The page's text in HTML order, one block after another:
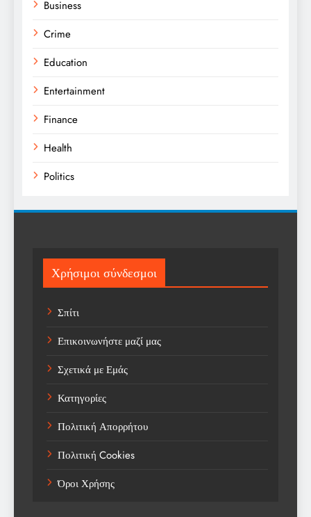
Business
Crime
Education
Entertainment
Finance
Health
Politics
Sports
Technology
Trending
Weather
Αγορά
Αγορά Εργασίας
Αγροτικά Νέα
Αεροπορία
Αθλήματα
Χρήσιμοι σύνδεσμοι
Σπίτι
Επικοινωνήστε μαζί μας
Σχετικά με Εμάς
Κατηγορίες
Πολιτική Απορρήτου
Πολιτική Cookies
Όροι Χρήσης